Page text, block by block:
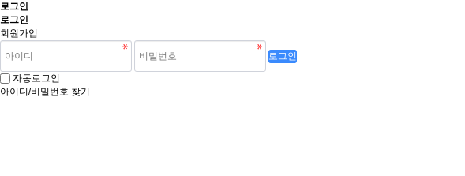
로그인
로그인
회원가입
로그인
자동로그인
아이디/비밀번호 찾기